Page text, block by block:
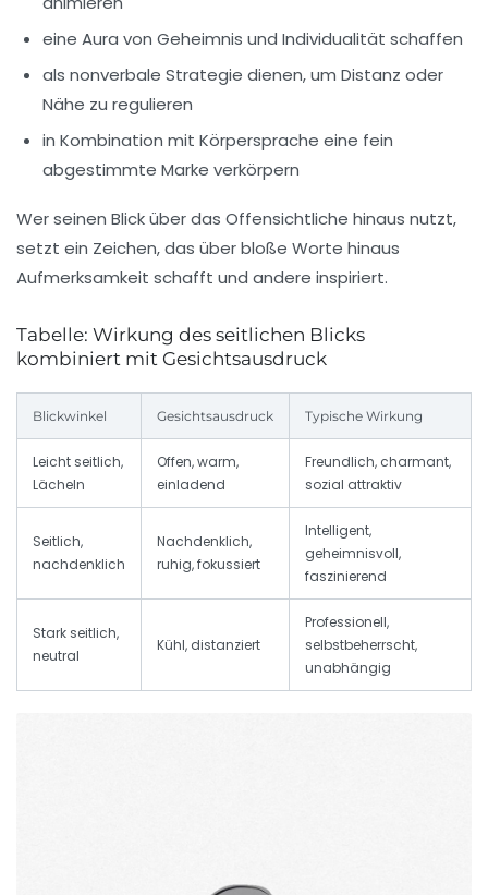
eine Aura von Geheimnis und Individualität schaffen
als nonverbale Strategie dienen, um Distanz oder
Nähe zu regulieren
in Kombination mit Körpersprache eine fein
abgestimmte Marke verkörpern
Wer seinen Blick über das Offensichtliche hinaus nutzt,
setzt ein Zeichen, das über bloße Worte hinaus
Aufmerksamkeit schafft und andere inspiriert.
Tabelle: Wirkung des seitlichen Blicks
kombiniert mit Gesichtsausdruck
Blickwinkel Gesichtsausdruck Typische Wirkung
Leicht seitlich,
Lächeln
Offen, warm,
einladend
Freundlich, charmant,
sozial attraktiv
Seitlich,
nachdenklich
Nachdenklich,
ruhig, fokussiert
Intelligent,
geheimnisvoll,
faszinierend
Stark seitlich,
neutral
Kühl, distanziert
Professionell,
selbstbeherrscht,
unabhängig